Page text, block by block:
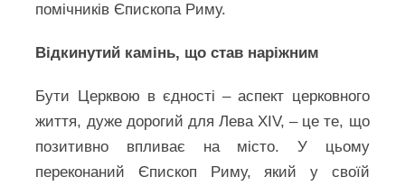
помічників Єпископа Риму.
Відкинутий камінь, що став наріжним
Бути Церквою в єдності – аспект церковного
життя, дуже дорогий для Лева XIV, – це те, що
позитивно впливає на місто. У цьому
переконаний Єпископ Риму, який у своїй